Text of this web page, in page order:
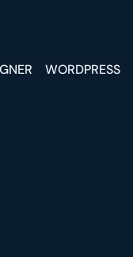
WORDPRESS